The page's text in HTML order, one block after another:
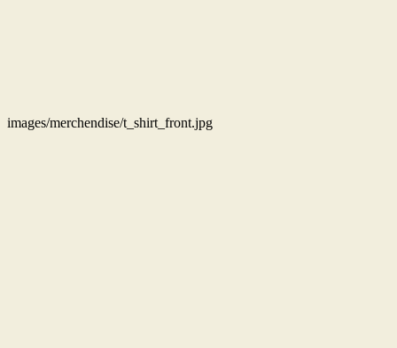
images/merchendise/t_shirt_front.jpg